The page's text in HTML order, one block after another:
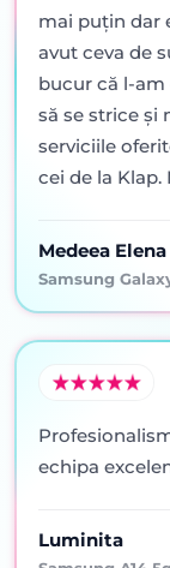
mai puţin dar
avut ceva de
bucur că l-am
să se strice
serviciile
cei de la
Medeea Elena
Samsung
echipa
Luminita